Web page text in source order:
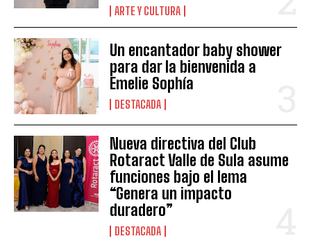
ARTE Y CULTURA
Un encantador baby shower
para dar la bienvenida a
Emelie Sophía
DESTACADA
Nueva directiva del Club
Rotaract Valle de Sula asume
funciones bajo el lema
“Genera un impacto
duradero”
DESTACADA